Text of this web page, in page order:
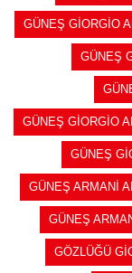
GÜNEŞ GİORGİO
GÜNEŞ
GÜNEŞ GİORGİO
GÜNEŞ
GÜNEŞ ARMANİ
GÜNEŞ
GÖZLÜĞÜ